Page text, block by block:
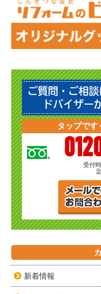
ご質問・ご相
ドバイザー
タップです
受付
新着情報